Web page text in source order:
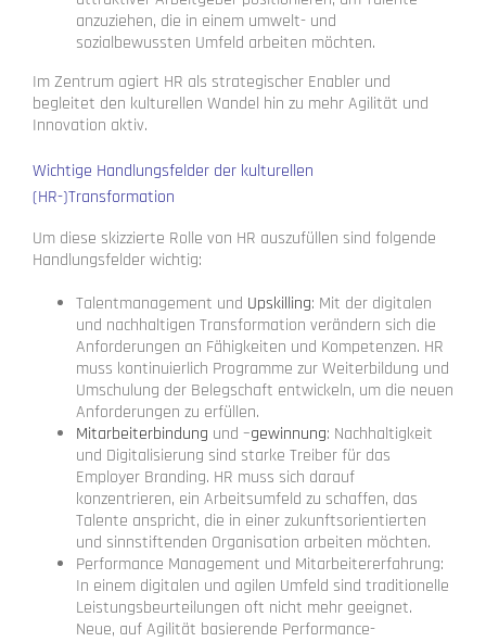
anzuziehen, die in einem umwelt- und
sozialbewussten Umfeld arbeiten möchten.
Im Zentrum agiert HR als strategischer Enabler und
begleitet den kulturellen Wandel hin zu mehr Agilität und
Innovation aktiv.
Wichtige Handlungsfelder der kulturellen
(HR-)Transformation
Um diese skizzierte Rolle von HR auszufüllen sind folgende
Handlungsfelder wichtig:
Talentmanagement und Upskilling: Mit der digitalen
und nachhaltigen Transformation verändern sich die
Anforderungen an Fähigkeiten und Kompetenzen. HR
muss kontinuierlich Programme zur Weiterbildung und
Umschulung der Belegschaft entwickeln, um die neuen
Anforderungen zu erfüllen.
Mitarbeiterbindung und –gewinnung: Nachhaltigkeit
und Digitalisierung sind starke Treiber für das
Employer Branding. HR muss sich darauf
konzentrieren, ein Arbeitsumfeld zu schaffen, das
Talente anspricht, die in einer zukunftsorientierten
und sinnstiftenden Organisation arbeiten möchten.
Performance Management und Mitarbeitererfahrung:
In einem digitalen und agilen Umfeld sind traditionelle
Leistungsbeurteilungen oft nicht mehr geeignet.
Neue, auf Agilität basierende Performance-